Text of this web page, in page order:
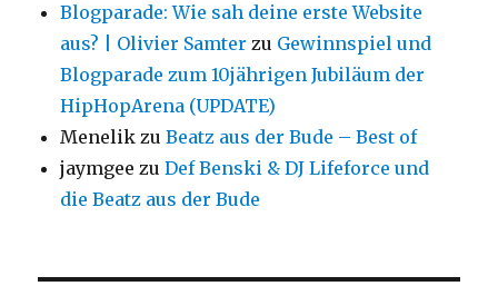
Blogparade: Wie sah deine erste Website
aus? | Olivier Samter zu Gewinnspiel und
Blogparade zum 10jährigen Jubiläum der
HipHopArena (UPDATE)
Menelik zuBeatz aus der Bude – Best of
jaymgee zuDef Benski & DJ Lifeforce und
die Beatz aus der Bude